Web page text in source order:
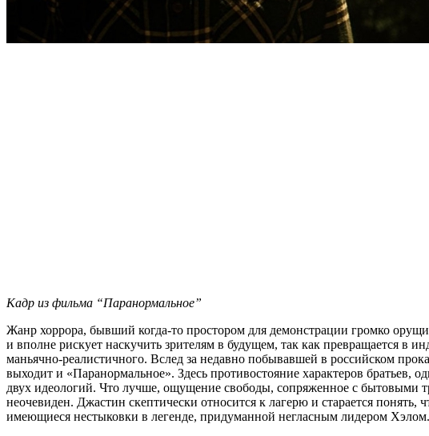
Кадр из фильма “Паранормальное”
Жанр хоррора, бывший когда-то простором для демонстрации громко
и вполне рискует наскучить зрителям в будущем, так как превращается в
маньячно-реалистичного. Вслед за недавно побывавшей в российском
выходит и «Паранормальное». Здесь противостояние характеров братьев,
двух идеологий. Что лучше, ощущение свободы, сопряженное с бытовыми
неочевиден. Джастин скептически относится к лагерю и старается
имеющиеся нестыковки в легенде, придуманной негласным лидером Хэлом.